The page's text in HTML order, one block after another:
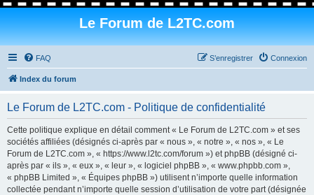
Le Forum de L2TC.com
FAQ Connexion
S’enregistrer
Index du forum
Le Forum de L2TC.com - Politique de confidentialité
Cette politique explique en détail comment « Le Forum de L2TC.com » et ses
sociétés affiliées (désignés ci-après par « nous », « notre », « nos », « Le
Forum de L2TC.com », « https://www.l2tc.com/forum ») et phpBB (désigné ci-
après par « ils », « eux », « leur », « logiciel phpBB », « www.phpbb.com »,
« phpBB Limited », « Équipes phpBB ») utilisent n’importe quelle information
collectée pendant n’importe quelle session d’utilisation de votre part (désignée